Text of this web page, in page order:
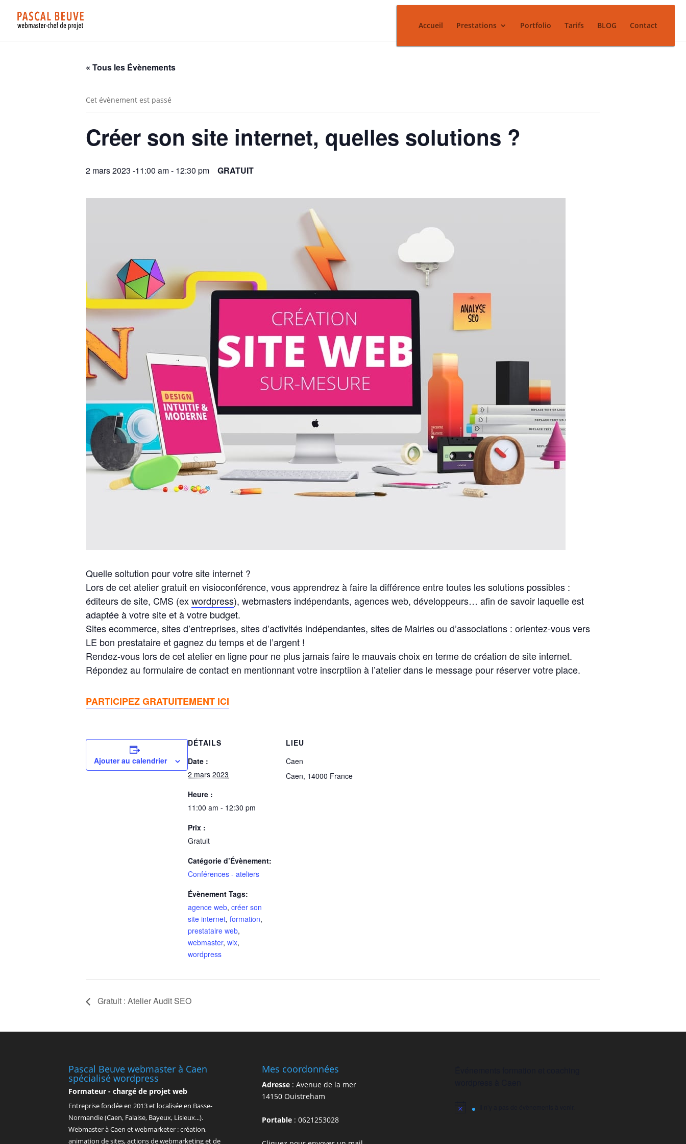
Accueil Prestations Portfolio Tarifs BLOG Contact
« Tous les Évènements
Cet évènement est passé
Créer son site internet, quelles solutions ?
2 mars 2023 -11:00 am- 12:30 pm GRATUIT
Quelle soltution pour votre site internet ?
Lors de cet atelier gratuit en visioconférence, vous apprendrez à faire la différence entre toutes les solutions possibles :
éditeurs de site, CMS (exwordpress), webmasters indépendants, agences web, développeurs… afin de savoir laquelle est
adaptée à votre site et à votre budget.
Sites ecommerce, sites d’entreprises, sites d’activités indépendantes, sites de Mairies ou d’associations : orientez-vous vers
LE bon prestataire et gagnez du temps et de l’argent !
Rendez-vous lors de cet atelier en ligne pour ne plus jamais faire le mauvais choix en terme de création de site internet.
Répondez au formulaire de contact en mentionnant votre inscrptiion à l’atelier dans le message pour réserver votre place.
PARTICIPEZ GRATUITEMENT ICI
Ajouter au calendrier
DÉTAILS
Date :
2 mars 2023
Heure :
11:00 am - 12:30 pm
Prix :
Gratuit
Catégorie d’Évènement:
Conférences - ateliers
Évènement Tags:
agence web, créer son
site internet, formation,
prestataire web,
webmaster, wix,
wordpress
LIEU
Caen
Caen, 14000 France
Gratuit : Atelier Audit SEO
Pascal Beuve webmaster à Caen
spécialisé wordpress
Formateur - chargé de projet web
Entreprise fondée en2013et localisée en Basse-
Normandie (Caen, Falaise, Bayeux, Lisieux...).
Webmaster à Caen et webmarketer : création,
animation de sites, actions de webmarketing et de
Mes coordonnées
Adresse: Avenue de la mer
14150 Ouistreham
Portable: 0621253028